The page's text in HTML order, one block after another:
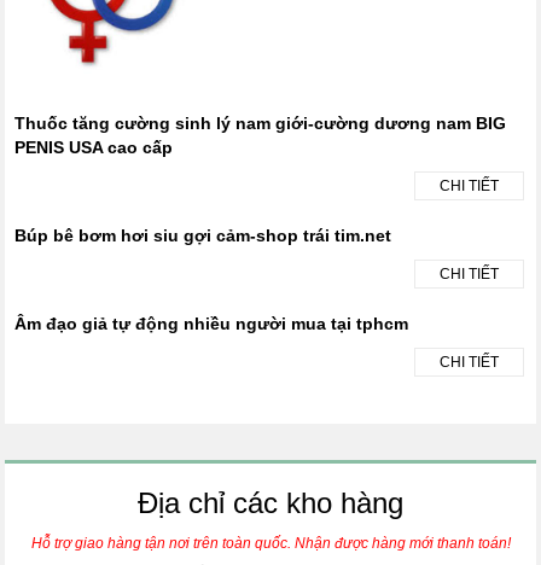
Thuốc tăng cường sinh lý nam giới-cường dương nam BIG
PENIS USA cao cấp
CHI TIẾT
Búp bê bơm hơi siu gợi cảm-shop trái tim.net
CHI TIẾT
Âm đạo giả tự động nhiều người mua tại tphcm
CHI TIẾT
Địa chỉ các kho hàng
Hỗ trợ giao hàng tận nơi trên toàn quốc. Nhận được hàng mới thanh toán!